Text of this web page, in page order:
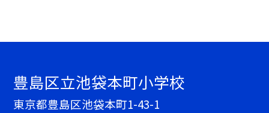
豊島区立池袋本町小学校
東京都豊島区池袋本町1-43-1